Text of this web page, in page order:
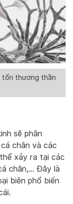
tổn thương thần
sẽ phân
chân và các
xảy ra tại các
chân,… Đây là
biên phổ biến